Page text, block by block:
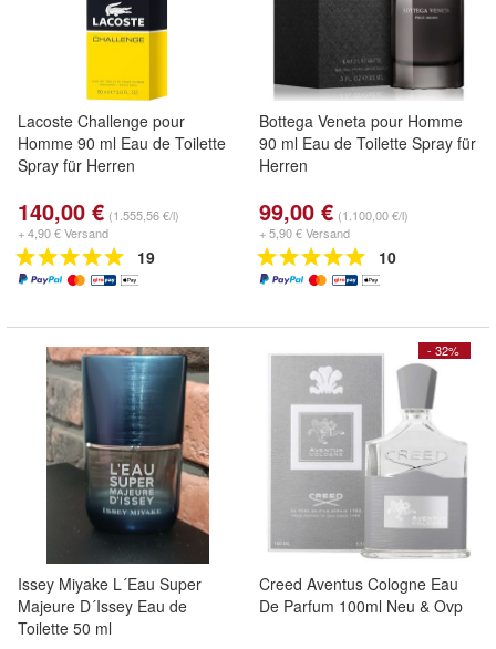
Lacoste Challenge pour
Homme 90 ml Eau de Toilette
Spray für Herren
140,00 € (1.555,56 €/l)
+ 4,90 € Versand
19
Bottega Veneta pour Homme
90 ml Eau de Toilette Spray für
Herren
99,00 € (1.100,00 €/l)
+ 5,90 € Versand
10
Issey Miyake L´Eau Super
Majeure D´Issey Eau de
Toilette 50 ml
- 32%
Creed Aventus Cologne Eau
De Parfum 100ml Neu & Ovp